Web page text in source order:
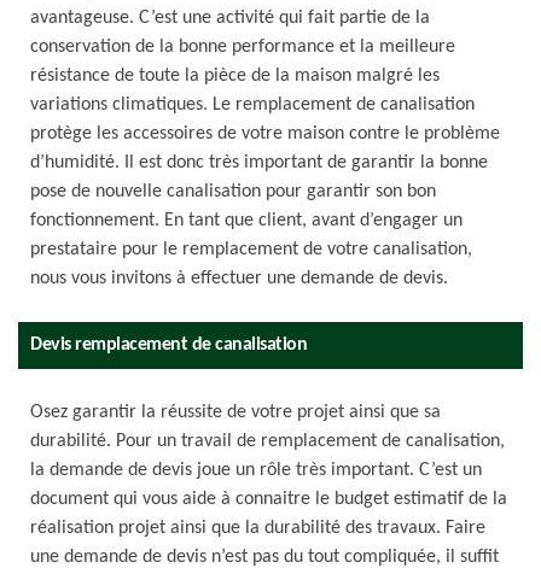
avantageuse. C’est une activité qui fait partie de la
conservation de la bonne performance et la meilleure
résistance de toute la pièce de la maison malgré les
variations climatiques. Le remplacement de canalisation
protège les accessoires de votre maison contre le problème
d’humidité. Il est donc très important de garantir la bonne
pose de nouvelle canalisation pour garantir son bon
fonctionnement. En tant que client, avant d’engager un
prestataire pour le remplacement de votre canalisation,
nous vous invitons à effectuer une demande de devis.
Devis remplacement de canalisation
Osez garantir la réussite de votre projet ainsi que sa
durabilité. Pour un travail de remplacement de canalisation,
la demande de devis joue un rôle très important. C’est un
document qui vous aide à connaitre le budget estimatif de la
réalisation projet ainsi que la durabilité des travaux. Faire
une demande de devis n’est pas du tout compliquée, il suffit